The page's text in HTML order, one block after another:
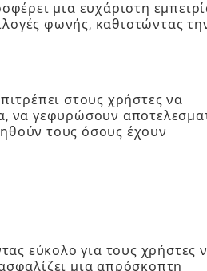
μια ευχάριστη
φωνής, καθιστώντας
στους χρήστες να
να γεφυρώσουν
τους όσους έχουν
εύκολο για τους χρήστες
μια απρόσκοπτη